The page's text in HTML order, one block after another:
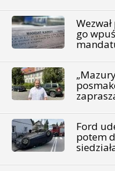
go
Ford
potem